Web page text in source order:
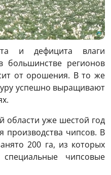
и дефицита влаги
большинстве регионов
от орошения. В то же
успешно выращивают
области уже шестой год
производства чипсов. В
200 га, из которых
чипсовые